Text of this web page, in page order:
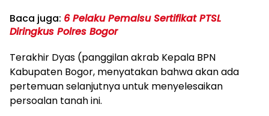
Baca juga: 6 Pelaku Pemalsu Sertifikat PTSL
Diringkus Polres Bogor
Terakhir Dyas (panggilan akrab Kepala BPN
Kabupaten Bogor, menyatakan bahwa akan ada
pertemuan selanjutnya untuk menyelesaikan
persoalan tanah ini.